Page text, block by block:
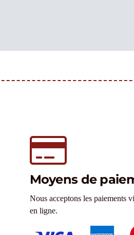
Moyens de
Nous acceptons les paiements
en ligne.